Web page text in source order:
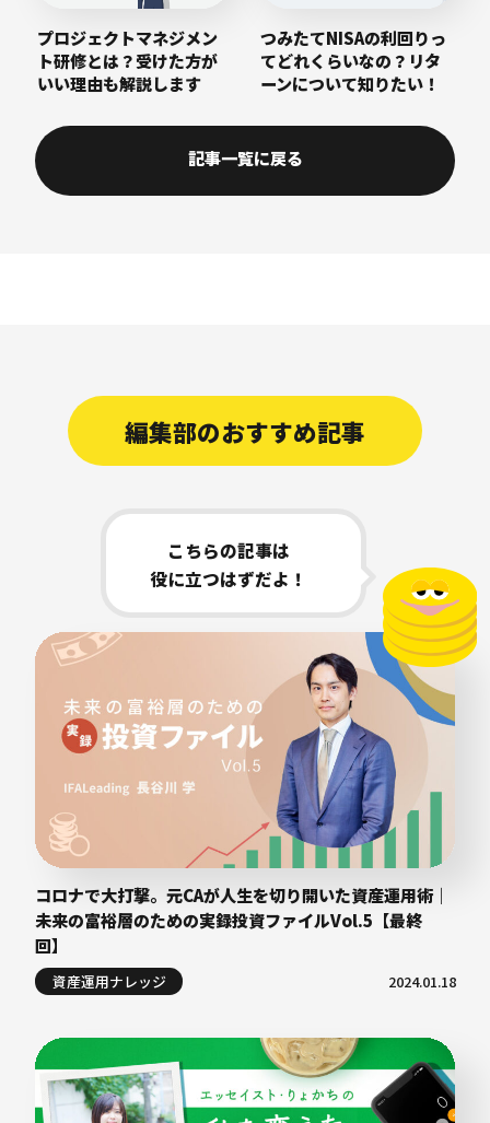
プロジェクトマネジメン
ト研修とは？受けた方が
いい理由も解説します
つみたてNISAの利回りっ
てどれくらいなの？リタ
ーンについて知りたい！
記事一覧に戻る
こちらの記事は
役に立つはずだよ！
編集部のおすすめ記事
コロナで大打撃。元CAが人生を切り開いた資産運用術｜
未来の富裕層のための実録投資ファイルVol.5【最終
回】
資産運用ナレッジ 2024.01.18